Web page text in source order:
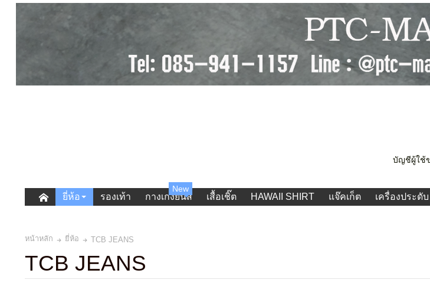
บัญชีผู้ใช้
ยี่ห้อ รองเท้า กางเกงยีนส์
New
เสื้อเชิ๊ต HAWAII SHIRT แจ๊คเก็ต เครื่องประดับ
หน้าหลัก ยี่ห้อ TCB JEANS
TCB JEANS